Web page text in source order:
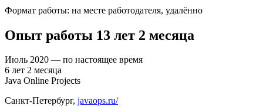
Формат работы: на месте работодателя, удалённо
Опыт работы 13 лет 2 месяца
Июль 2020 — по настоящее время
6 лет 2 месяца
Java Online Projects
Санкт-Петербург, javaops.ru/